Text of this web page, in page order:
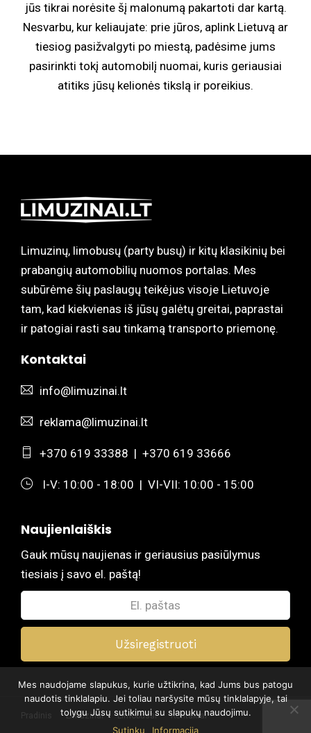
jūs tikrai norėsite šį malonumą pakartoti dar kartą.
Nesvarbu, kur keliaujate: prie jūros, aplink Lietuvą ar
tiesiog pasižvalgyti po miestą, padėsime jums
pasirinkti tokį automobilį nuomai, kuris geriausiai
atitiks jūsų kelionės tikslą ir poreikius.
Limuzinų, limobusų (party busų) ir kitų klasikinių bei
prabangių automobilių nuomos portalas. Mes
subūrėme šių paslaugų teikėjus visoje Lietuvoje
tam, kad kiekvienas iš jūsų galėtų greitai, paprastai
ir patogiai rasti sau tinkamą transporto priemonę.
Kontaktai
info@limuzinai.lt
reklama@limuzinai.lt
+370 619 33388 | +370 619 33666
I-V: 10:00 - 18:00 | VI-VII: 10:00 - 15:00
Naujienlaiškis
Gauk mūsų naujienas ir geriausius pasiūlymus
tiesiais į savo el. paštą!
Pradinis Limuzinai Limobusai Kontaktai
Mes naudojame slapukus, kurie užtikrina, kad Jums bus patogu
naudotis tinklalapiu. Jei toliau naršysite mūsų tinklalapyje, tai
tolygu Jūsų sutikimui su slapukų naudojimu.
Sutinku
Informacija